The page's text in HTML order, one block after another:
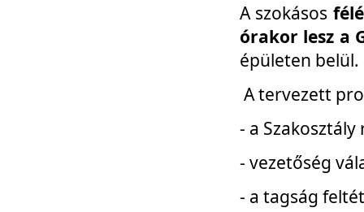
A szokásos
órakor lesz a
épületen belül.
A tervezett
- a
- vezetőség
- a tagság